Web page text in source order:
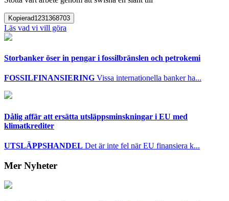
Kopierad1231368703
Läs vad vi vill göra
Storbanker öser in pengar i fossilbränslen och petrokemi
FOSSILFINANSIERING Vissa internationella banker ha...
Dålig affär att ersätta utsläppsminskningar i EU med
klimatkrediter
UTSLÄPPSHANDEL Det är inte fel när EU finansiera k...
Mer Nyheter